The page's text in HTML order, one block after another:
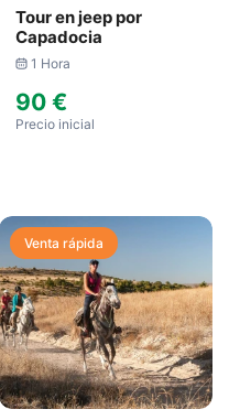
Tour en jeep por
Capadocia
1 Hora
90 €
Precio inicial
Venta rápida